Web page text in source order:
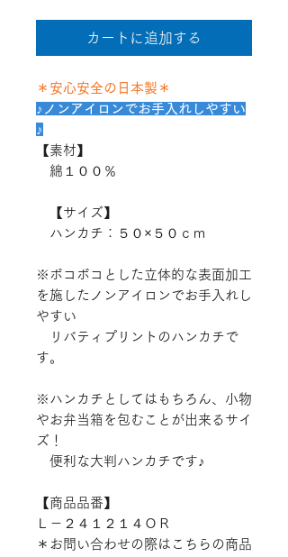
格
カートに追加する
＊安心安全の日本製＊
♪ノンアイロンでお手入れしやすい
♪
【素材】
綿１００％
【サイズ】
ハンカチ：５０×５０ｃｍ
※ボコボコとした立体的な表面加工
を施したノンアイロンでお手入れし
やすい
リバティプリントのハンカチで
す。
※ハンカチとしてはもちろん、小物
やお弁当箱を包むことが出来るサイ
ズ！
便利な大判ハンカチです♪
【商品品番】
Ｌ－２４１２１４ＯＲ
＊お問い合わせの際はこちらの商品